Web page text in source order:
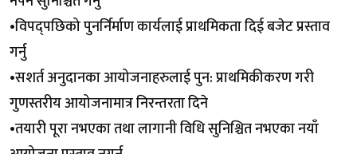
•विपद्पछिको पुनर्निर्माण कार्यलाई प्राथमिकता दिई बजेट प्रस्ताव
गर्नु
•सशर्त अनुदानका आयोजनाहरुलाई पुन: प्राथमिकीकरण गरी
गुणस्तरीय आयोजनामात्र निरन्तरता दिने
•तयारी पूरा नभएका तथा लागानी विधि सुनिश्चित नभएका नयाँ